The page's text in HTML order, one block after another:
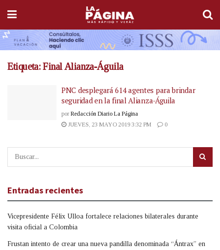
Etiqueta:Final Alianza-Águila
PNC desplegará 614 agentes para brindar
seguridad en la final Alianza-Águila
por Redacción Diario La Página
JUEVES, 23 MAYO 2019 3:32 PM
0
Entradas recientes
Vicepresidente Félix Ulloa fortalece relaciones bilaterales durante
visita oficial a Colombia
Frustan intento de crear una nueva pandilla denominada “Ántrax” en